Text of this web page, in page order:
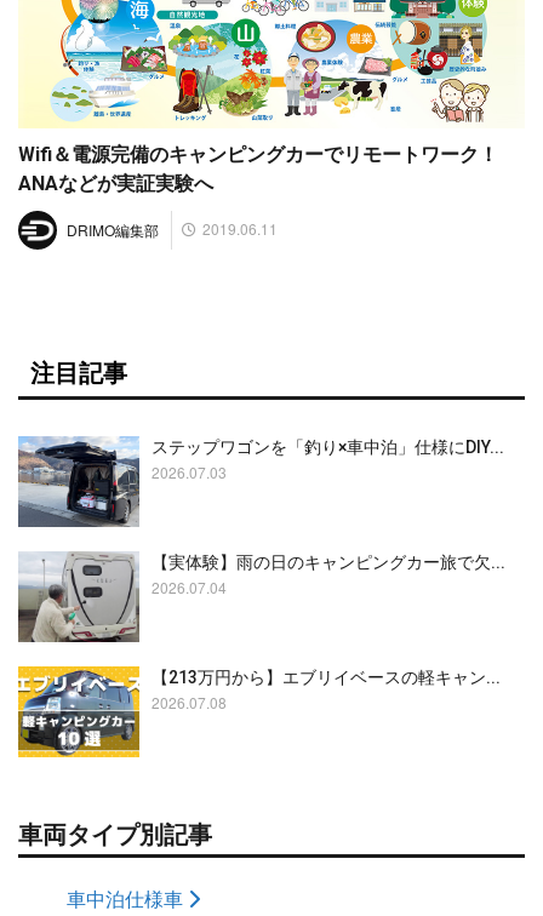
Wifi＆電源完備のキャンピングカーでリモートワーク！
ANAなどが実証実験へ
DRIMO編集部 2019.06.11
注目記事
ステップワゴンを「釣り×車中泊」仕様にDIY...
2026.07.03
【実体験】雨の日のキャンピングカー旅で欠...
2026.07.04
【213万円から】エブリイベースの軽キャン...
2026.07.08
車両タイプ別記事
車中泊仕様車